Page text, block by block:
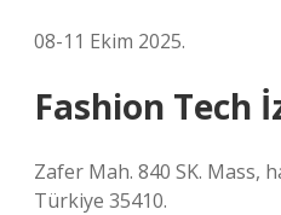
08-11 Ekim 2025.
Fashion Tech
Zafer Mah. 840 SK. Mass,
Türkiye 35410.